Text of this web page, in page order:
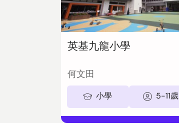
英基九龍小學
何文田
小學 5-11歲